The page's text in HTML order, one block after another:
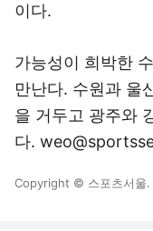
이다.
가능성이 희박한
만난다. 수원과 울
을 거두고 광주와
다.
Copyright © 스포츠서울.